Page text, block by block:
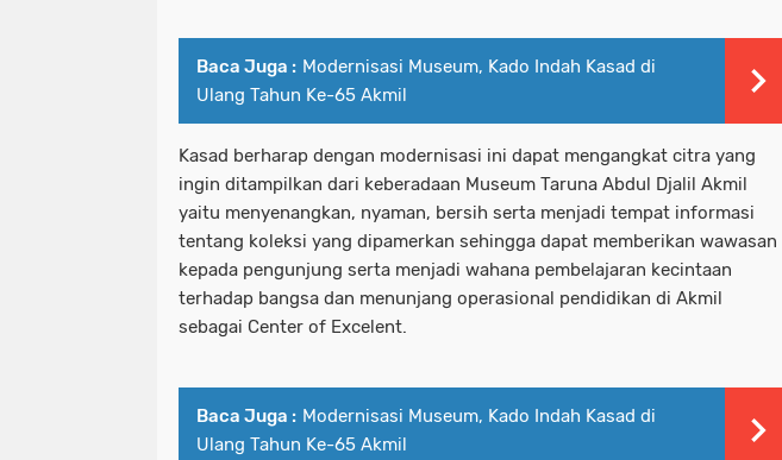
Baca Juga : Modernisasi Museum, Kado Indah Kasad di
Ulang Tahun Ke-65 Akmil
Kasad berharap dengan modernisasi ini dapat mengangkat citra yang
ingin ditampilkan dari keberadaan Museum Taruna Abdul Djalil Akmil
yaitu menyenangkan, nyaman, bersih serta menjadi tempat informasi
tentang koleksi yang dipamerkan sehingga dapat memberikan wawasan
kepada pengunjung serta menjadi wahana pembelajaran kecintaan
terhadap bangsa dan menunjang operasional pendidikan di Akmil
sebagai Center of Excelent.
Baca Juga : Modernisasi Museum, Kado Indah Kasad di
Ulang Tahun Ke-65 Akmil